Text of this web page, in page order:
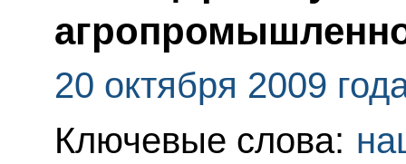
20 октября 2009
Ключевые слова: